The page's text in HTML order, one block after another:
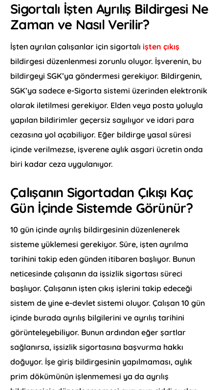
Sigortalı İşten Ayrılış Bildirgesi Ne
Zaman ve Nasıl Verilir?
İşten ayrılan çalışanlar için sigortalıişten çıkış
bildirgesi düzenlenmesi zorunlu oluyor. İşverenin, bu
bildirgeyi SGK’ya göndermesi gerekiyor. Bildirgenin,
SGK’ya sadece e-Sigorta sistemi üzerinden elektronik
olarak iletilmesi gerekiyor. Elden veya posta yoluyla
yapılan bildirimler geçersiz sayılıyor ve idari para
cezasına yol açabiliyor. Eğer bildirge yasal süresi
içinde verilmezse, işverene aylık asgari ücretin onda
biri kadar ceza uygulanıyor.
Çalışanın Sigortadan Çıkışı Kaç
Gün İçinde Sistemde Görünür?
10 gün içinde ayrılış bildirgesinin düzenlenerek
sisteme yüklemesi gerekiyor. Süre, işten ayrılma
tarihini takip eden günden itibaren başlıyor. Bunun
neticesinde çalışanın da işsizlik sigortası süreci
başlıyor. Çalışanın işten çıkış işlerini takip edeceği
sistem de yine e-devlet sistemi oluyor. Çalışan 10 gün
içinde burada ayrılış bilgilerini ve ayrılış tarihini
görünteleyebiliyor. Bunun ardından eğer şartlar
sağlanırsa, işsizlik sigortasına başvurma hakkı
doğuyor. İşe giriş bildirgesinin yapılmaması, aylık
prim dökümünün işlenmemesi ya da ayrılış